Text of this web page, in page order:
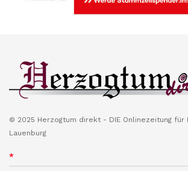
© 2025 Herzogtum direkt - DIE Onlinezeitung für
Lauenburg
*